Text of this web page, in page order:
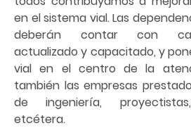
en el sistema vial. Las
deberán contar con
actualizado y capacitado, y
vial en el centro de la
también las empresas
de ingeniería,
etcétera.